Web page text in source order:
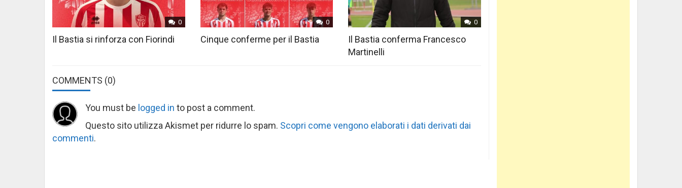
0
Il Bastia si rinforza con Fiorindi
0
Cinque conferme per il Bastia
0
Il Bastia conferma Francesco
Martinelli
COMMENTS (0)
You must be logged in to post a comment.
Questo sito utilizza Akismet per ridurre lo spam. Scopri come vengono elaborati i dati derivati dai
commenti.